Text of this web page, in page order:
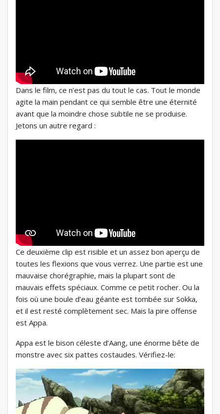
Dans le film, ce n’est pas du tout le cas. Tout le monde
agite la main pendant ce qui semble être une éternité
avant que la moindre chose subtile ne se produise.
Jetons un autre regard :
Ce deuxième clip est risible et un assez bon aperçu de
toutes les flexions que vous verrez. Une partie est une
mauvaise chorégraphie, mais la plupart sont de
mauvais effets spéciaux. Comme ce petit rocher. Ou la
fois où une boule d’eau géante est tombée sur Sokka,
et il est resté complètement sec. Mais la pire offense
est Appa.
Appa est le bison céleste d’Aang, une énorme bête de
monstre avec six pattes costaudes. Vérifiez-le: